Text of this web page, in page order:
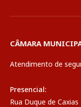
CÂMARA
Atendimento de
Presencial:
Rua Duque de Caxias